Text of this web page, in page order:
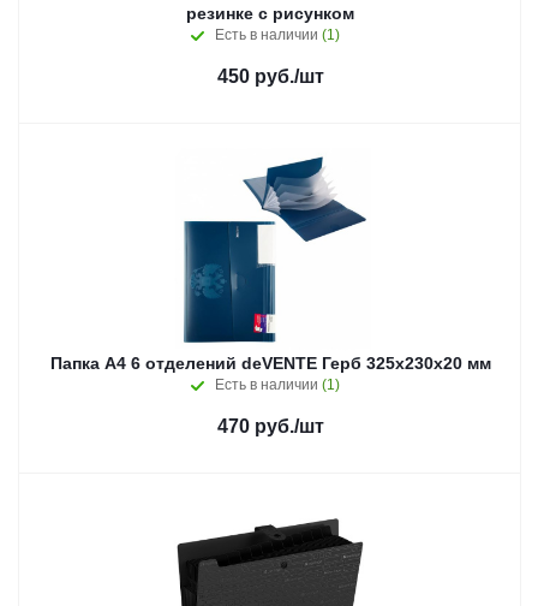
резинке с рисунком
Есть в наличии (1)
450руб./шт
Папка A4 6 отделений deVENTE Герб 325x230x20 мм
Есть в наличии (1)
470руб./шт